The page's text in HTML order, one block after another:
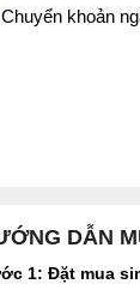
Chuyển khoản
DẪN
1: Đặt mua